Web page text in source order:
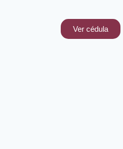
Ver cédula